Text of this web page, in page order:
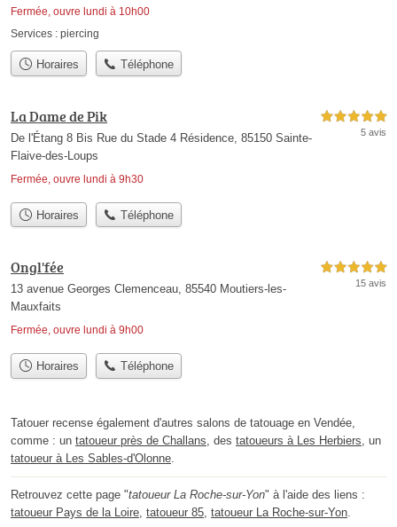
Fermée, ouvre lundi à 10h00
Services : piercing
Horaires Téléphone
La Dame de Pik
De l'Étang 8 Bis Rue du Stade 4 Résidence, 85150 Sainte-
Flaive-des-Loups
Fermée, ouvre lundi à 9h30
5,0 étoiles sur 5
5 avis
Horaires Téléphone
Ongl'fée
13 avenue Georges Clemenceau, 85540 Moutiers-les-
Mauxfaits
Fermée, ouvre lundi à 9h00
5,0 étoiles sur 5
15 avis
Horaires Téléphone
Tatouer recense également d'autres salons de tatouage en Vendée,
comme : un tatoueur près de Challans , des tatoueurs à Les Herbiers , un
tatoueur à Les Sables-d'Olonne
Retrouvez cette page "tatoueur La Roche-sur-Yon" à l'aide des liens :
tatoueur Pays de la Loire tatoueur 85 tatoueur La Roche-sur-Yon